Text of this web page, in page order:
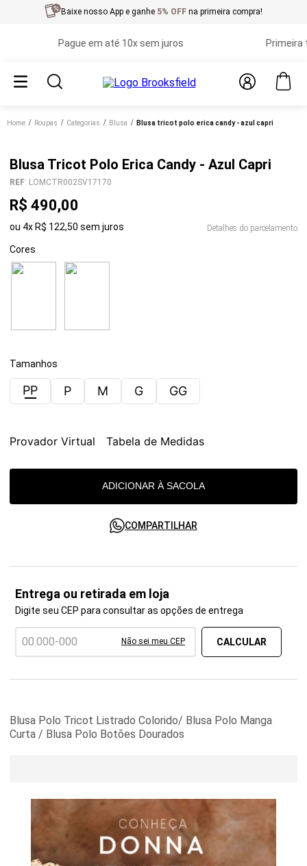
Baixe nosso App e ganhe 5% OFF na primeira compra!
Pague em até 10x sem juros Primeira
Home roupas categorias blusa blusa tricot polo erica candy - azul capri
Blusa Tricot Polo Erica Candy - Azul Capri
REF: LOMCTR002SV17170
R$ 490,00
ou 4x R$ 122,50 sem juros Detalhes do parcelamento
Cores
Tamanhos
PP P M G GG
Provador Virtual Tabela de Medidas
ADICIONAR À SACOLA
COMPARTILHAR
Entrega ou retirada em loja
Digite seu CEP para consultar as opções de entrega
Não sei meu CEP
Blusa Polo Tricot Listrado Colorido/ Blusa Polo Manga
Curta / Blusa Polo Botões Dourados